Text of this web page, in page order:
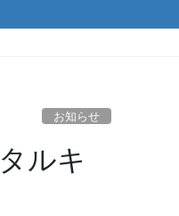
お知らせ
ルキ